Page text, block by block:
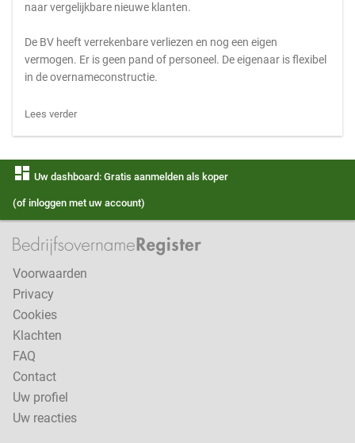
naar vergelijkbare nieuwe klanten.
De BV heeft verrekenbare verliezen en nog een eigen
vermogen. Er is geen pand of personeel. De eigenaar is flexibel
in de overnameconstructie.
Lees verder
dashboard Uw dashboard: Gratis aanmelden als koper
(of inloggen met uw account)
Voorwaarden
Privacy
Cookies
Klachten
FAQ
Contact
Uw profiel
Uw reacties